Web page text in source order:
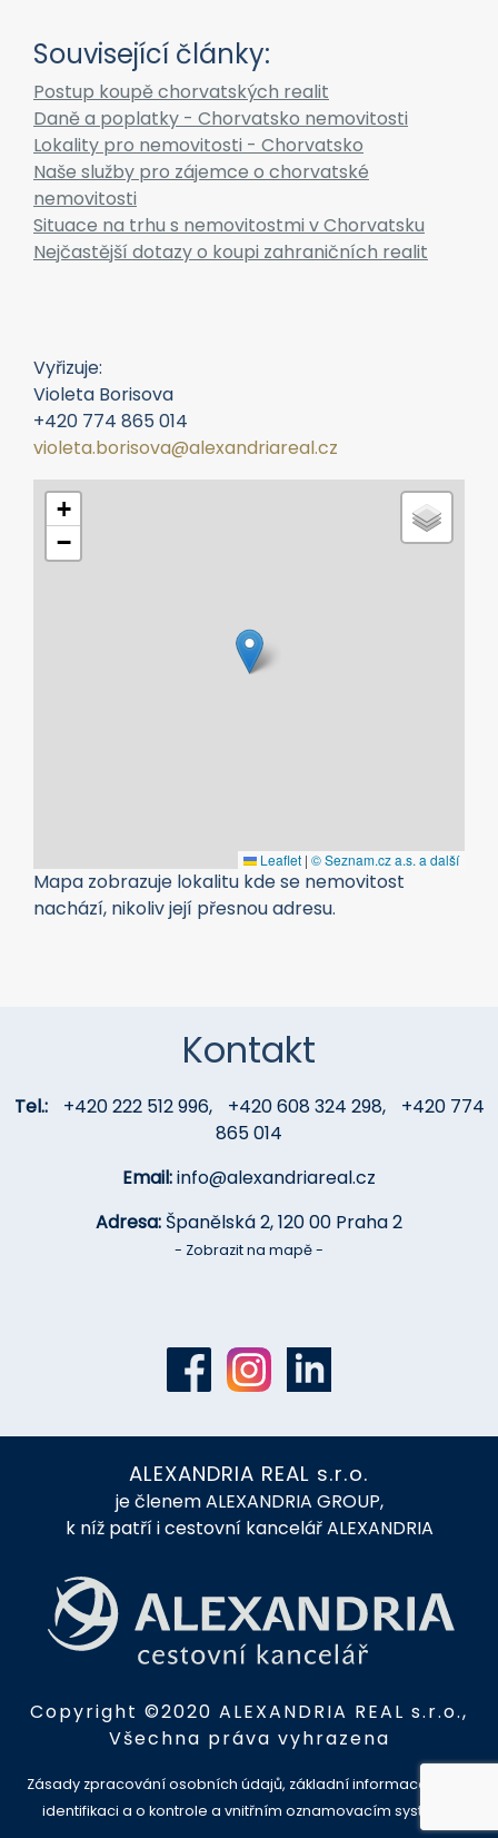
Postup koupě chorvatských realit
Daně a poplatky - Chorvatsko nemovitosti
Lokality pro nemovitosti - Chorvatsko
Naše služby pro zájemce o chorvatské
nemovitosti
Situace na trhu s nemovitostmi v Chorvatsku
Nejčastější dotazy o koupi zahraničních realit
+420 774 865 014
violeta.borisova@alexandriareal.cz
+
−
nachází, nikoliv její přesnou adresu.
+420 222 512 996, +420 608 324 298
info@alexandriareal.cz
Adresa:Španělská 2, 120 00 Praha 2
- Zobrazit na mapě -
k níž patří i cestovní kancelář ALEXANDRIA
Copyright ©2020 ALEXANDRIA REAL s.r.o.,
Zásady zpracování osobních údajů, základní informace o AML
identifikaci a o kontrole a vnitřním oznamovacím systému